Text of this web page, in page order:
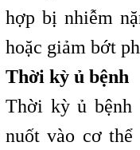
hợp bị nhiễm
hoặc giảm bớt
Thời kỳ ủ bệnh
Thời kỳ ủ bệnh
nuốt vào cơ